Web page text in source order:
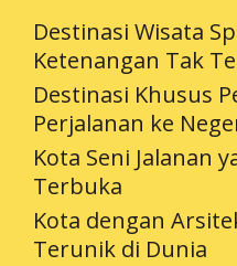
Destinasi Wisata
Ketenangan Tak
Destinasi Khusus
Perjalanan ke
Kota Seni Jalanan
Terbuka
Kota dengan
Terunik di Dunia